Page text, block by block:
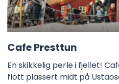
Cafe Presttun
En skikkelig perle i fjellet!
flott plassert midt på